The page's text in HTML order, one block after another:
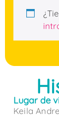
Lugar de
Keila